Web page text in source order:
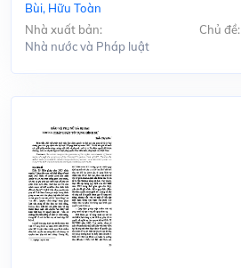
Bùi, Hữu Toàn
Nhà xuất bản:
Nhà nước và Pháp luật
Chủ đề: